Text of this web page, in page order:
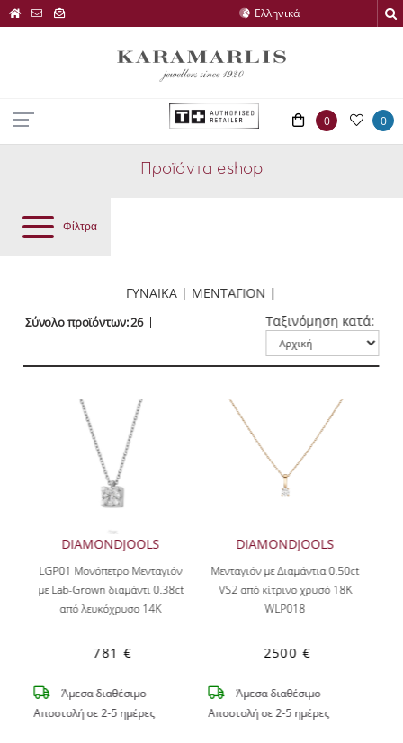
0 0
Προϊόντα eshop
Φίλτρα
ΓΥΝΑΙΚΑ | ΜΕΝΤΑΓΙΟΝ |
Σύνολο προϊόντων: 26 Ταξινόμηση κατά:
DIAMONDJOOLS
LGP01 Μονόπετρο Μενταγιόν
με Lab-Grown διαμάντι 0.38ct
από λευκόχρυσο 14Κ
781 €
Άμεσα διαθέσιμο-
Αποστολή σε 2-5 ημέρες
DIAMONDJOOLS
Μενταγιόν με Διαμάντια 0.50ct
VS2 από κίτρινο χρυσό 18Κ
WLP018
2500 €
Άμεσα διαθέσιμο-
Αποστολή σε 2-5 ημέρες